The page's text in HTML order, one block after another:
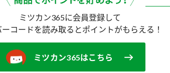
ミツカン365に会員登録して
ーコードを読み取ると ポイントがもらえる！
ミツカン365はこちら